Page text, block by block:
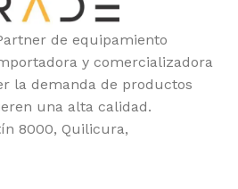
de equipamiento
y comercializadora
la demanda de productos
una alta calidad.
8000, Quilicura,